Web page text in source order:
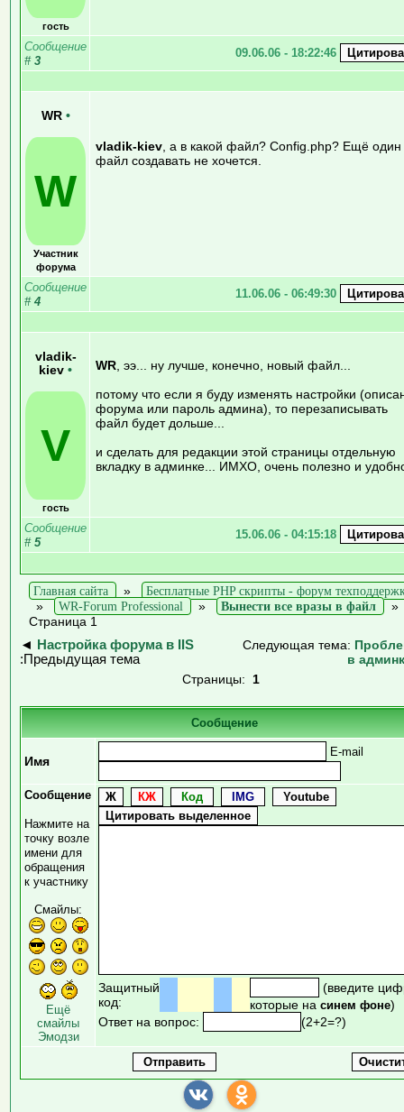
гость
Сообщение
# 3
09.06.06 - 18:22:46
WR •
W
Участник
форума
vladik-kiev , а в какой файл? Config.php? Ещё один
файл создавать не хочется.
Сообщение
# 4
11.06.06 - 06:49:30
vladik-
kiev •
V
гость
WR , ээ... ну лучше, конечно, новый файл...
потому что если я буду изменять настройки
форума или пароль админа), то перезаписывать
файл будет дольше...
и сделать для редакции этой страницы отдельную
вкладку в админке... ИМХО, очень полезно и
Сообщение
# 5
15.06.06 - 04:15:18
Главная сайта »
Бесплатные PHP скрипты - форум
»
WR-Forum Professional » Вынести все вразы в файл
Страница 1
◄
Настройка форума в IIS
:Предыдущая тема
Следующая тема:
в
Страницы: 1
Сообщение
Имя
E-mail
Сообщение
Нажмите на
точку возле
имени для
обращения
к участнику
Смайлы:
Ещё
смайлы
Эмодзи
Защитный
код:
(введите
которые на синем фоне)
Ответ на вопрос:
(2+2=?)